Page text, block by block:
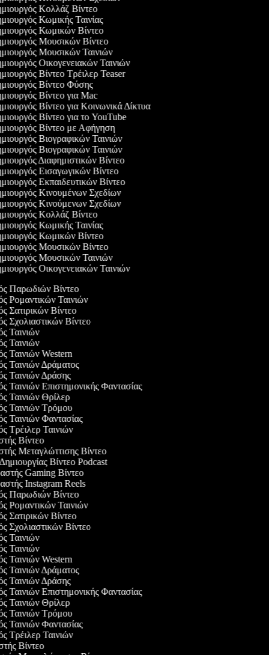
Κολλάζ Βίντεο
Κωμικής Ταινίας
Κωμικών Βίντεο
Μουσικών Βίντεο
Μουσικών Ταινιών
Οικογενειακών Ταινιών
Βίντεο Τρέιλερ Teaser
Βίντεο Φύσης
Βίντεο για Mac
Βίντεο για Κοινωνικά Δίκτυα
Βίντεο για το YouTube
Βίντεο με Αφήγηση
Βιογραφικών Ταινιών
Βιογραφικών Ταινιών
Διαφημιστικών Βίντεο
Εισαγωγικών Βίντεο
Εκπαιδευτικών Βίντεο
Κινουμένων Σχεδίων
Κινούμενων Σχεδίων
Κολλάζ Βίντεο
Κωμικής Ταινίας
Κωμικών Βίντεο
Μουσικών Βίντεο
Μουσικών Ταινιών
Οικογενειακών Ταινιών
Παρωδιών Βίντεο
Ρομαντικών Ταινιών
Σατιρικών Βίντεο
Σχολιαστικών Βίντεο
Ταινιών
Ταινιών
Ταινιών Western
Ταινιών Δράματος
Ταινιών Δράσης
Ταινιών Επιστημονικής Φαντασίας
Ταινιών Θρίλερ
Ταινιών Τρόμου
Ταινιών Φαντασίας
Τρέιλερ Ταινιών
Βίντεο
Μεταγλώττισης Βίντεο
Βίντεο Podcast
Gaming Βίντεο
Instagram Reels
Παρωδιών Βίντεο
Ρομαντικών Ταινιών
Σατιρικών Βίντεο
Σχολιαστικών Βίντεο
Ταινιών
Ταινιών
Ταινιών Western
Ταινιών Δράματος
Ταινιών Δράσης
Ταινιών Επιστημονικής Φαντασίας
Ταινιών Θρίλερ
Ταινιών Τρόμου
Ταινιών Φαντασίας
Τρέιλερ Ταινιών
Βίντεο